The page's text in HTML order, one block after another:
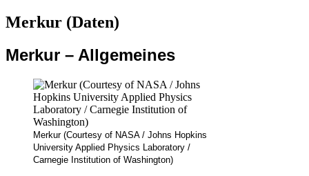
Merkur (Daten)
Merkur – Allgemeines
Merkur (Courtesy of NASA / Johns Hopkins
University Applied Physics Laboratory /
Carnegie Institution of Washington)